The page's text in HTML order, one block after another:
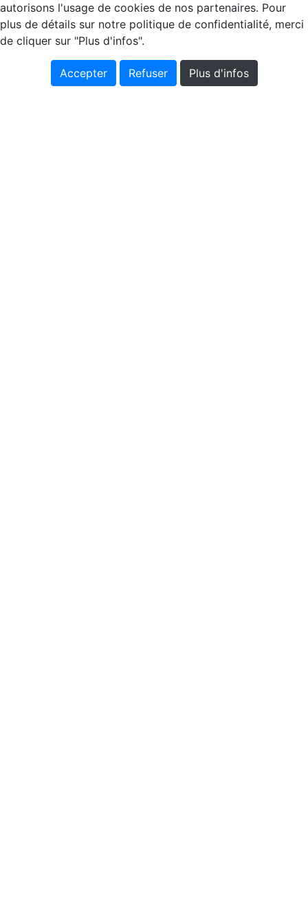
autorisons l'usage de cookies de nos partenaires. Pour
plus de détails sur notre politique de confidentialité, merci
de cliquer sur "Plus d'infos".
Accepter Refuser Plus d'infos